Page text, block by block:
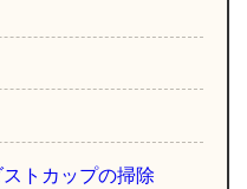
トカップの掃除